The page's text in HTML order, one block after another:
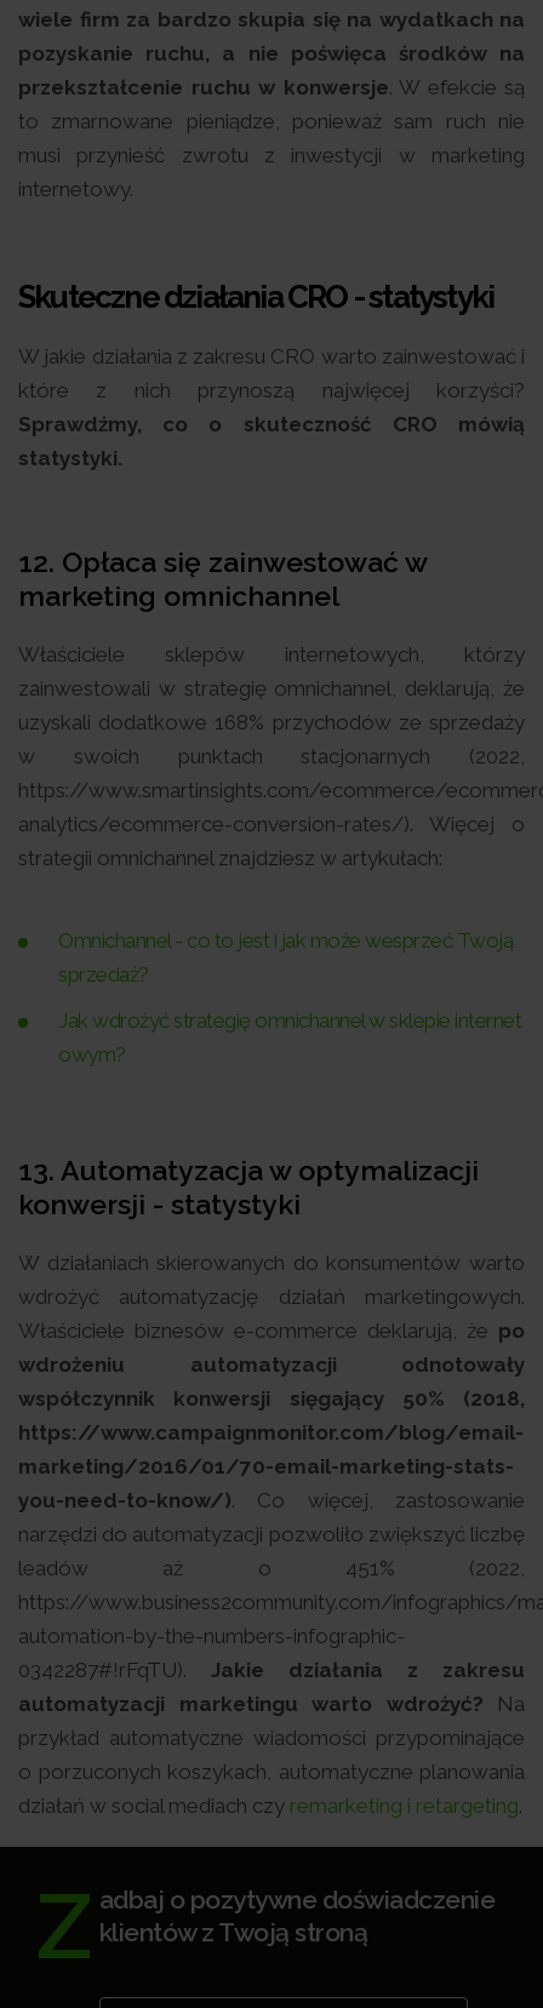
wiele firm za bardzo skupia się na wydatkach na
pozyskanie ruchu, a nie poświęca środków na
przekształcenie ruchu w konwersje. W efekcie są
to zmarnowane pieniądze, ponieważ sam ruch nie
musi przynieść zwrotu z inwestycji w marketing
internetowy.
Skuteczne działania CRO - statystyki
W jakie działania z zakresu CRO warto zainwestować i
które z nich przynoszą najwięcej korzyści?
Sprawdźmy, co o skuteczność CRO mówią
statystyki.
12. Opłaca się zainwestować w
marketing omnichannel
Właściciele sklepów internetowych, którzy
zainwestowali w strategię omnichannel, deklarują, że
uzyskali dodatkowe 168% przychodów ze sprzedaży
w swoich punktach stacjonarnych (2022,
https://www.smartinsights.com/ecommerce/
analytics/ecommerce-conversion-rates/). Więcej o
strategii omnichannel znajdziesz w artykułach:
Omnichannel - co to jest i jak może wesprzeć Twoją
sprzedaż?
Jak wdrożyć strategię omnichannel w sklepie internet
owym?
13. Automatyzacja w optymalizacji
konwersji - statystyki
W działaniach skierowanych do konsumentów warto
wdrożyć automatyzację działań marketingowych.
Właściciele biznesów e-commerce deklarują, że po
wdrożeniu automatyzacji odnotowały
współczynnik konwersji sięgający 50% (2018,
https://www.campaignmonitor.com/blog/email-
marketing/2016/01/70-email-marketing-stats-
you-need-to-know/). Co więcej, zastosowanie
narzędzi do automatyzacji pozwoliło zwiększyć liczbę
leadów aż o 451% (2022,
https://www.business2community.com/infographics/
automation-by-the-numbers-infographic-
0342287#!rFqTU). Jakie działania z zakresu
automatyzacji marketingu warto wdrożyć? Na
przykład automatyczne wiadomości przypominające
o porzuconych koszykach, automatyczne planowania
działań w social mediach czy remarketing i retargeting.
Z adbaj o pozytywne doświadczenie
klientów z Twoją stroną